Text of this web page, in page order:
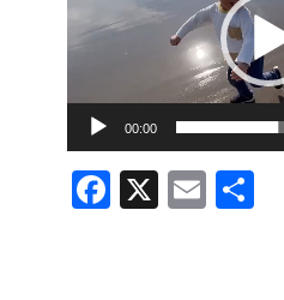
レ
ー
00:00
F
X
E